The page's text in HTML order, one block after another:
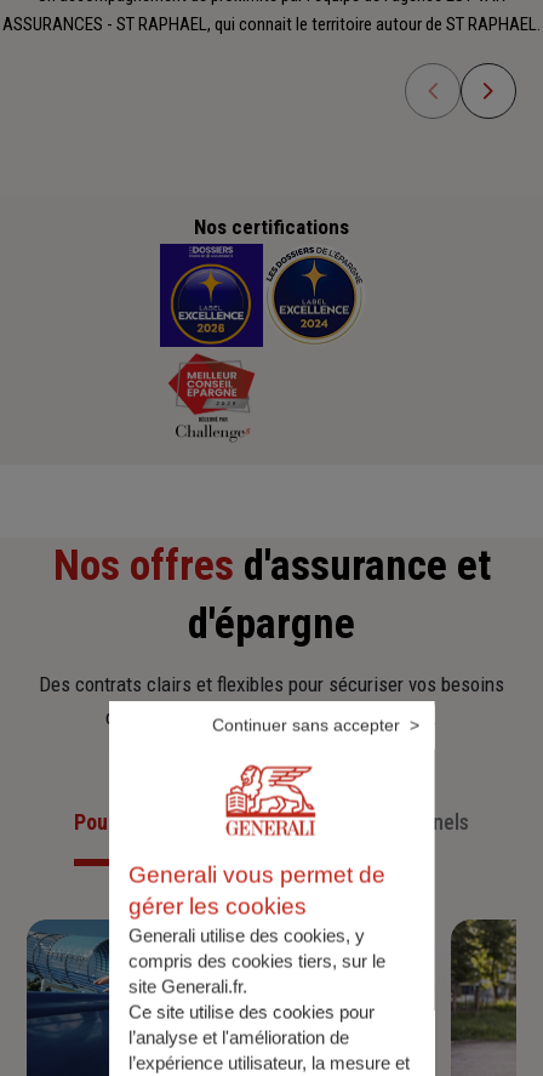
ASSURANCES - ST RAPHAEL, qui connait le territoire autour de ST RAPHAEL.
Nos certifications
Nos offres d'assurance et
d'épargne
Des contrats clairs et flexibles pour sécuriser vos besoins
d’aujourd’hui et anticiper ceux de demain.
Pour les particuliersPour les professionnels
Generali vous permet de
gérer les cookies
Generali utilise des cookies, y
compris des cookies tiers, sur le
site Generali.fr.
Ce site utilise des cookies pour
l’analyse et l'amélioration de
l’expérience utilisateur, la mesure et
Continuer sans accepter